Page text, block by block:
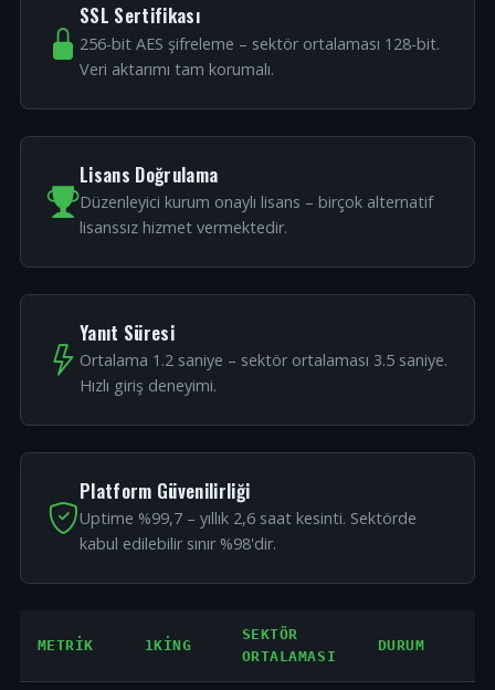
SSL Sertifikası
256-bit AES şifreleme – sektör ortalaması 128-bit.
Veri aktarımı tam korumalı.
Lisans Doğrulama
Düzenleyici kurum onaylı lisans – birçok alternatif
lisanssız hizmet vermektedir.
Yanıt Süresi
Ortalama 1.2 saniye – sektör ortalaması 3.5 saniye.
Hızlı giriş deneyimi.
Platform Güvenilirliği
Uptime %99,7 – yıllık 2,6 saat kesinti. Sektörde
kabul edilebilir sınır %98'dir.
METRIK 1KING
SEKTÖR
ORTALAMASI
DURUM